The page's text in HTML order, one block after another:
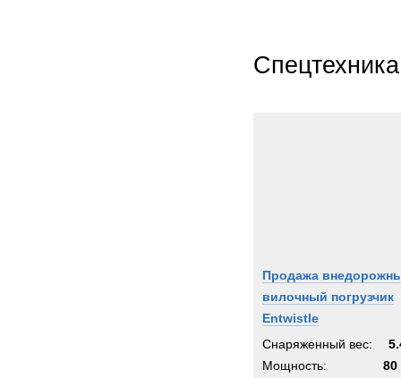
Спецтехника
Продажа
вилочный погрузчик
Entwistle
Снаряженный вес:
Мощность:
80